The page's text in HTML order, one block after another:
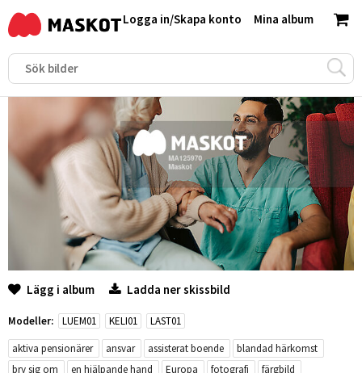
Mina album
Logga in/Skapa konto
Lägg i album Ladda ner skissbild
Modeller: LUEM01 KELI01
LAST01
aktiva pensionärer
ansvar assisterat boende
blandad härkomst
bry sig om
en hjälpande hand Europa fotografi
färgbild